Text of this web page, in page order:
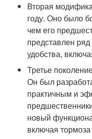
Вторая
году. Оно было
чем его
представлен
удобства,
Третье
Он был
практичным и
новый
включая